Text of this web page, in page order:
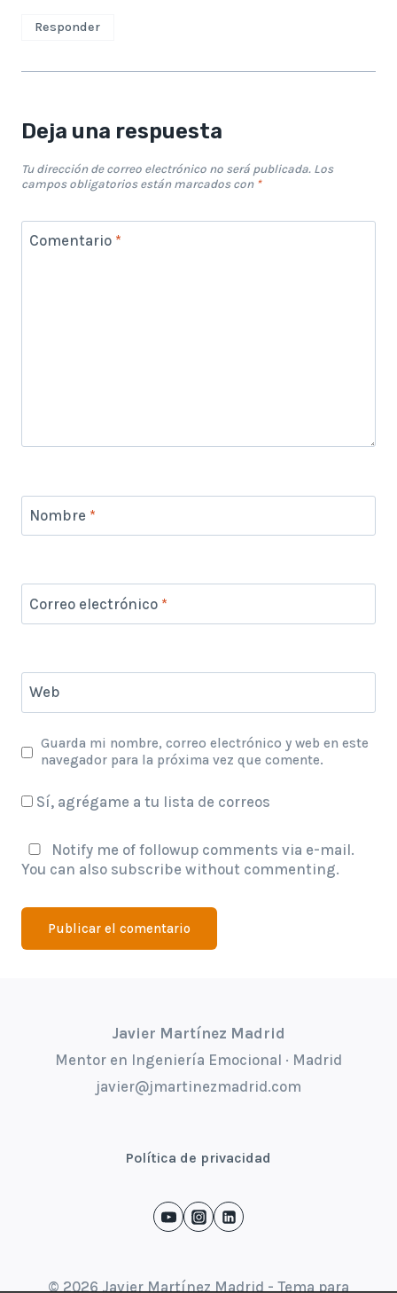
Responder
Deja una respuesta
Tu dirección de correo electrónico no será publicada. Los
campos obligatorios están marcados con *
Comentario *
Nombre *
Correo electrónico *
Web
Guarda mi nombre, correo electrónico y web en este
navegador para la próxima vez que comente.
Sí, agrégame a tu lista de correos
Notify me of followup comments via e-mail.
You can also subscribe without commenting.
Javier Martínez Madrid
Mentor en Ingeniería Emocional · Madrid
javier@jmartinezmadrid.com
Política de privacidad
© 2026 Javier Martínez Madrid - Tema para